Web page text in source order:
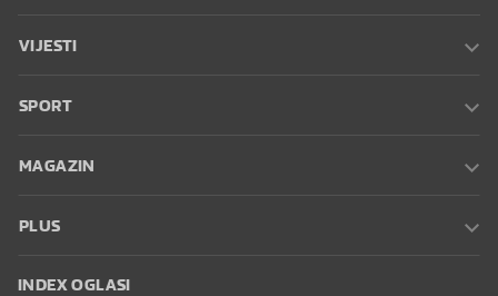
VIJESTI
SPORT
MAGAZIN
PLUS
INDEX OGLASI